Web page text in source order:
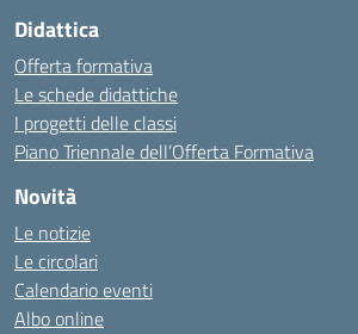
Didattica
Offerta formativa
Le schede didattiche
I progetti delle classi
Piano Triennale dell’Offerta Formativa
Novità
Le notizie
Le circolari
Calendario eventi
Albo online